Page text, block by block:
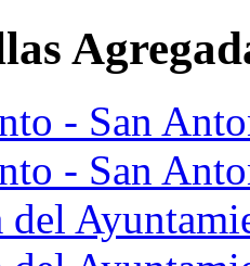
- San
- San
del